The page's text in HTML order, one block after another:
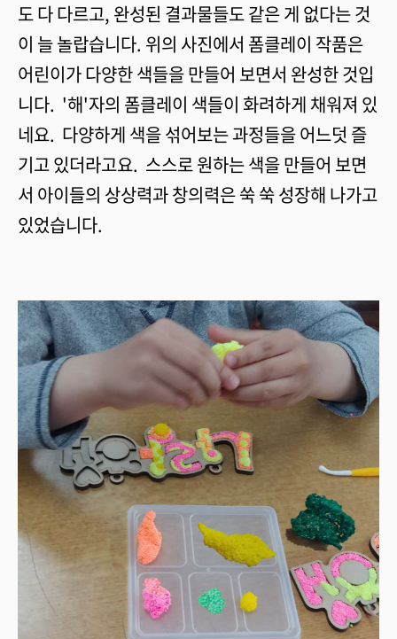
도 다 다르고, 완성된 결과물들도 같은 게 없다는 것
이 늘 놀랍습니다. 위의 사진에서 폼클레이 작품은
어린이가 다양한 색들을 만들어 보면서 완성한 것입
니다. '해'자의 폼클레이 색들이 화려하게 채워져 있
네요. 다양하게 색을 섞어보는 과정들을 어느덧 즐
기고 있더라고요. 스스로 원하는 색을 만들어 보면
서 아이들의 상상력과 창의력은 쑥 쑥 성장해 나가고
있었습니다.